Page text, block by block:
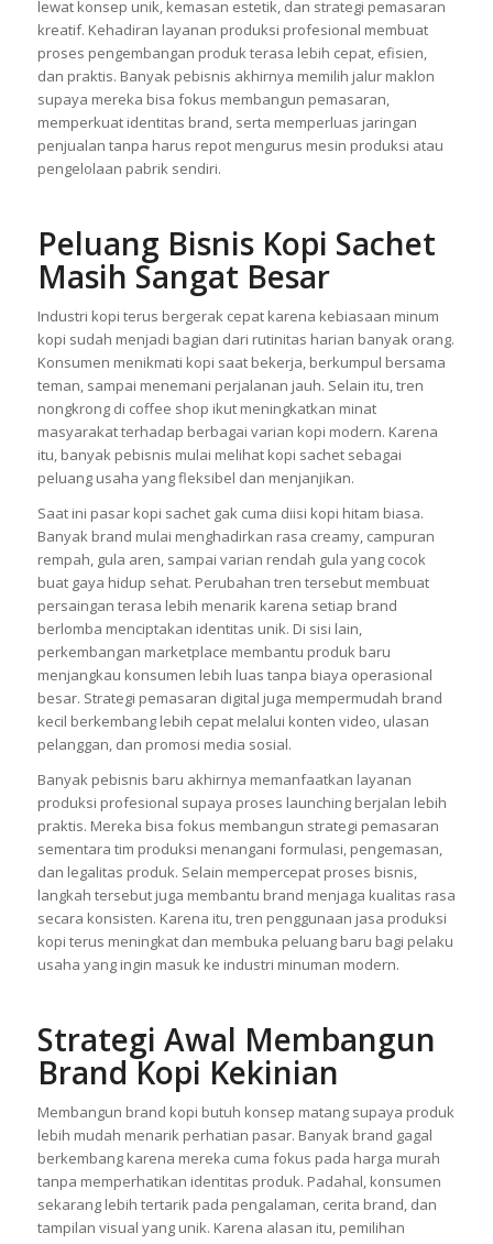
lewat konsep unik, kemasan estetik, dan strategi pemasaran
kreatif. Kehadiran layanan produksi profesional membuat
proses pengembangan produk terasa lebih cepat, efisien,
dan praktis. Banyak pebisnis akhirnya memilih jalur maklon
supaya mereka bisa fokus membangun pemasaran,
memperkuat identitas brand, serta memperluas jaringan
penjualan tanpa harus repot mengurus mesin produksi atau
pengelolaan pabrik sendiri.
Peluang Bisnis Kopi Sachet
Masih Sangat Besar
Industri kopi terus bergerak cepat karena kebiasaan minum
kopi sudah menjadi bagian dari rutinitas harian banyak orang.
Konsumen menikmati kopi saat bekerja, berkumpul bersama
teman, sampai menemani perjalanan jauh. Selain itu, tren
nongkrong di coffee shop ikut meningkatkan minat
masyarakat terhadap berbagai varian kopi modern. Karena
itu, banyak pebisnis mulai melihat kopi sachet sebagai
peluang usaha yang fleksibel dan menjanjikan.
Saat ini pasar kopi sachet gak cuma diisi kopi hitam biasa.
Banyak brand mulai menghadirkan rasa creamy, campuran
rempah, gula aren, sampai varian rendah gula yang cocok
buat gaya hidup sehat. Perubahan tren tersebut membuat
persaingan terasa lebih menarik karena setiap brand
berlomba menciptakan identitas unik. Di sisi lain,
perkembangan marketplace membantu produk baru
menjangkau konsumen lebih luas tanpa biaya operasional
besar. Strategi pemasaran digital juga mempermudah brand
kecil berkembang lebih cepat melalui konten video, ulasan
pelanggan, dan promosi media sosial.
Banyak pebisnis baru akhirnya memanfaatkan layanan
produksi profesional supaya proses launching berjalan lebih
praktis. Mereka bisa fokus membangun strategi pemasaran
sementara tim produksi menangani formulasi, pengemasan,
dan legalitas produk. Selain mempercepat proses bisnis,
langkah tersebut juga membantu brand menjaga kualitas rasa
secara konsisten. Karena itu, tren penggunaan jasa produksi
kopi terus meningkat dan membuka peluang baru bagi pelaku
usaha yang ingin masuk ke industri minuman modern.
Strategi Awal Membangun
Brand Kopi Kekinian
Membangun brand kopi butuh konsep matang supaya produk
lebih mudah menarik perhatian pasar. Banyak brand gagal
berkembang karena mereka cuma fokus pada harga murah
tanpa memperhatikan identitas produk. Padahal, konsumen
sekarang lebih tertarik pada pengalaman, cerita brand, dan
tampilan visual yang unik. Karena alasan itu, pemilihan